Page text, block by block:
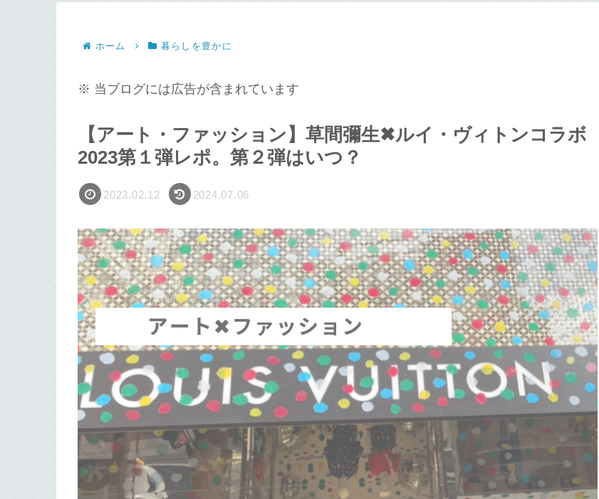
ホーム 暮らしを豊かに
※ 当ブログには広告が含まれています
【アート・ファッション】草間彌生✖︎ルイ・ヴィトンコラボ
2023第１弾レポ。第２弾はいつ？
2023.02.12 2024.07.06